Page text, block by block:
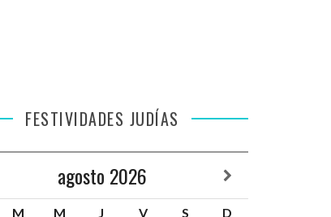
FESTIVIDADES JUDÍAS
agosto 2026
M M J V S
D